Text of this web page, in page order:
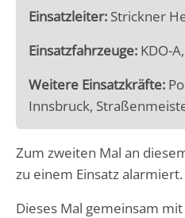
Einsatzleiter: Strickner
Einsatzfahrzeuge: KDO-
Weitere Einsatzkräfte:
Innsbruck,
Zum zweiten Mal an
zu einem Einsatz alarmiert.
Dieses Mal gemeinsam